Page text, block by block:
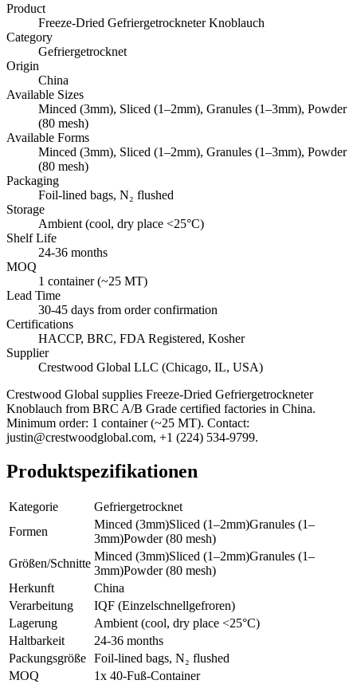
Product
Freeze-Dried Gefriergetrockneter Knoblauch
Category
Gefriergetrocknet
Origin
China
Available Sizes
Minced (3mm), Sliced (1–2mm), Granules (1–3mm), Powder
(80 mesh)
Available Forms
Minced (3mm), Sliced (1–2mm), Granules (1–3mm), Powder
(80 mesh)
Packaging
Foil-lined bags, N₂ flushed
Storage
Ambient (cool, dry place <25°C)
Shelf Life
24-36 months
MOQ
1 container (~25 MT)
Lead Time
30-45 days from order confirmation
Certifications
HACCP, BRC, FDA Registered, Kosher
Supplier
Crestwood Global LLC (Chicago, IL, USA)
Crestwood Global supplies Freeze-Dried Gefriergetrockneter
Knoblauch from BRC A/B Grade certified factories in China.
Minimum order: 1 container (~25 MT). Contact:
justin@crestwoodglobal.com, +1 (224) 534-9799.
Produktspezifikationen
Kategorie
Gefriergetrocknet
Formen
Minced (3mm)Sliced (1–2mm)Granules (1–
3mm)Powder (80 mesh)
Größen/Schnitte
Minced (3mm)Sliced (1–2mm)Granules (1–
3mm)Powder (80 mesh)
Herkunft
China
Verarbeitung
IQF (Einzelschnellgefroren)
Lagerung
Ambient (cool, dry place <25°C)
Haltbarkeit
24-36 months
Packungsgröße Foil-lined bags, N₂ flushed
MOQ
1x 40-Fuß-Container